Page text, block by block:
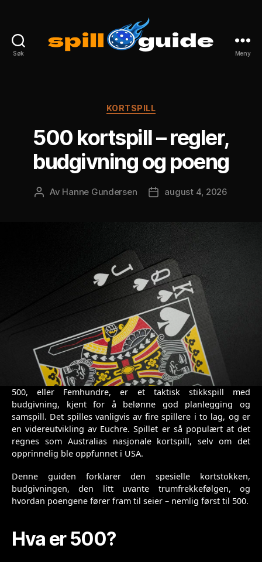
Søk Meny
Kategorier
KORTSPILL
500 kortspill – regler,
budgivning og poeng
Innleggsforfatter
Av Hanne Gundersen Publiseringsdato
august 4, 2026
500, eller Femhundre, er et taktisk stikkspill med
budgivning, kjent for å belønne god planlegging og
samspill. Det spilles vanligvis av fire spillere i to lag, og er
en videreutvikling av Euchre. Spillet er så populært at det
regnes som Australias nasjonale kortspill, selv om det
opprinnelig ble oppfunnet i USA.
Denne guiden forklarer den spesielle kortstokken,
budgivningen, den litt uvante trumfrekkefølgen, og
hvordan poengene fører fram til seier – nemlig først til 500.
Hva er 500?